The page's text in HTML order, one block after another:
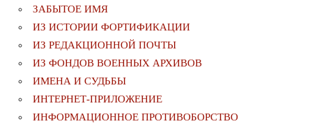
ЗАБЫТОЕ ИМЯ
ИЗ ИСТОРИИ ФОРТИФИКАЦИИ
ИЗ РЕДАКЦИОННОЙ ПОЧТЫ
ИЗ ФОНДОВ ВОЕННЫХ АРХИВОВ
ИМЕНА И СУДЬБЫ
ИНТЕРНЕТ-ПРИЛОЖЕНИЕ
ИНФОРМАЦИОННОЕ ПРОТИВОБОРСТВО